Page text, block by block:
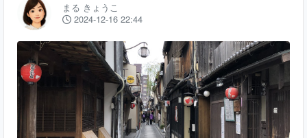
う。 先斗町といえば私は、京都のお年寄りから教わった「お座
敷小唄」という歌を思い出します。「京都先斗町に降る雪も」
という歌詞が出てきて、とくに町なかのお年寄りが大好きな歌
でした。 道の幅が狭いので、車は入れません。 元々はいちげ
んさんお断りの店が多かったのでしょうか。今もあるのかもし
れませんが、歩いてみた感じ、だいぶ観光客向け
まる きょうこ
2024-12-16 22:44